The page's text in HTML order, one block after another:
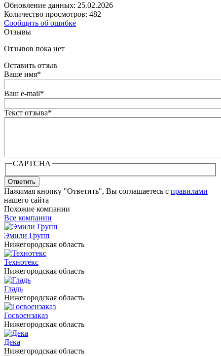
Обновление данных: 25.02.2026
Количество просмотров: 482
Сообщить об ошибке
Отзывы
Отзывов пока нет
Оставить отзыв
Ваше имя*
Ваш e-mail*
Текст отзыва*
CAPTCHA
Ответить
Нажимая кнопку "Ответить", Вы соглашаетесь с правилами
нашего сайта
Похожие компании
Все компании
Эмили Групп
Нижегородская область
Технотекс
Нижегородская область
Гладь
Нижегородская область
Госвоензаказ
Нижегородская область
Дека
Нижегородская область